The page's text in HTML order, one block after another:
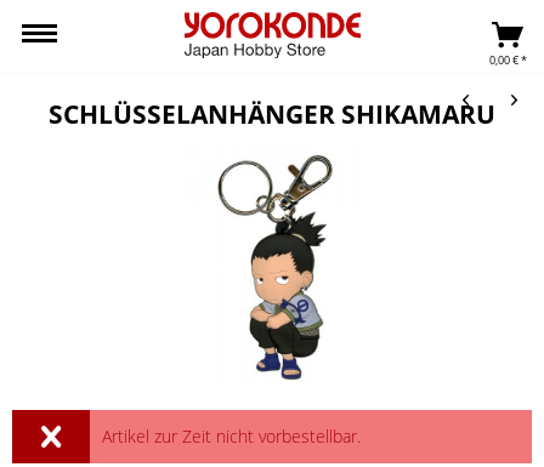
0,00 € *
SCHLÜSSELANHÄNGER SHIKAMARU
Artikel zur Zeit nicht vorbestellbar.